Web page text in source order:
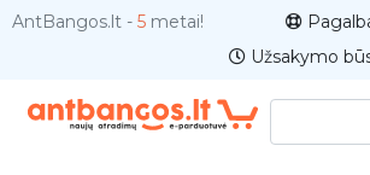
AntBangos.lt - 5 metai!
Užsakymo